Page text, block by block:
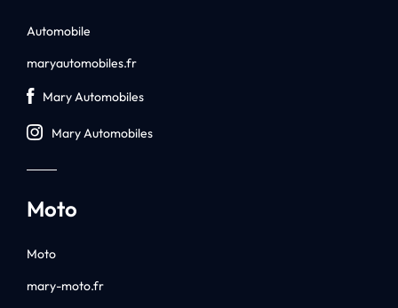
Automobile
maryautomobiles.fr
Mary Automobiles
Mary Automobiles
Moto
Moto
mary-moto.fr